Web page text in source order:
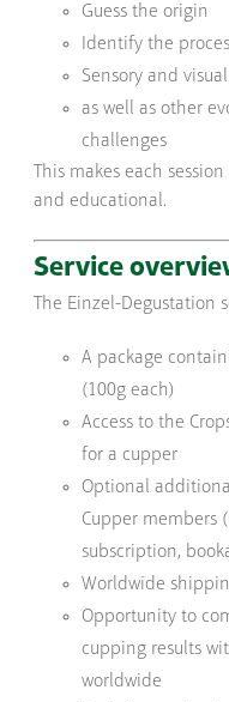
Guess the origin
Identify the
Sensory and
as well as other
challenges
This makes each
and educational.
Service
The Einzel-Degustation
A package
(100g each)
Access to the
for a cupper
Optional
Cupper members
subscription,
Worldwide
Opportunity to
cupping results
worldwide